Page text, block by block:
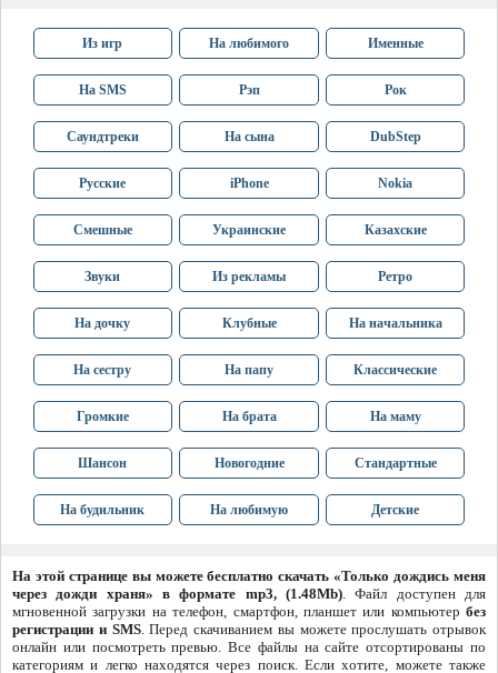
Из игр На любимого Именные
На SMS Рэп Рок
Саундтреки На сына DubStep
Русские iPhone Nokia
Смешные Украинские Казахские
Звуки Из рекламы Ретро
На дочку Клубные На начальника
На сестру На папу Классические
Громкие На брата На маму
Шансон Новогодние Стандартные
На будильник На любимую Детские
На этой странице вы можете бесплатно скачать «Только дождись меня
через дожди храня» в формате mp3, (1.48Mb). Файл доступен для
мгновенной загрузки на телефон, смартфон, планшет или компьютер без
регистрации и SMS. Перед скачиванием вы можете прослушать отрывок
онлайн или посмотреть превью. Все файлы на сайте отсортированы по
категориям и легко находятся через поиск. Если хотите, можете также